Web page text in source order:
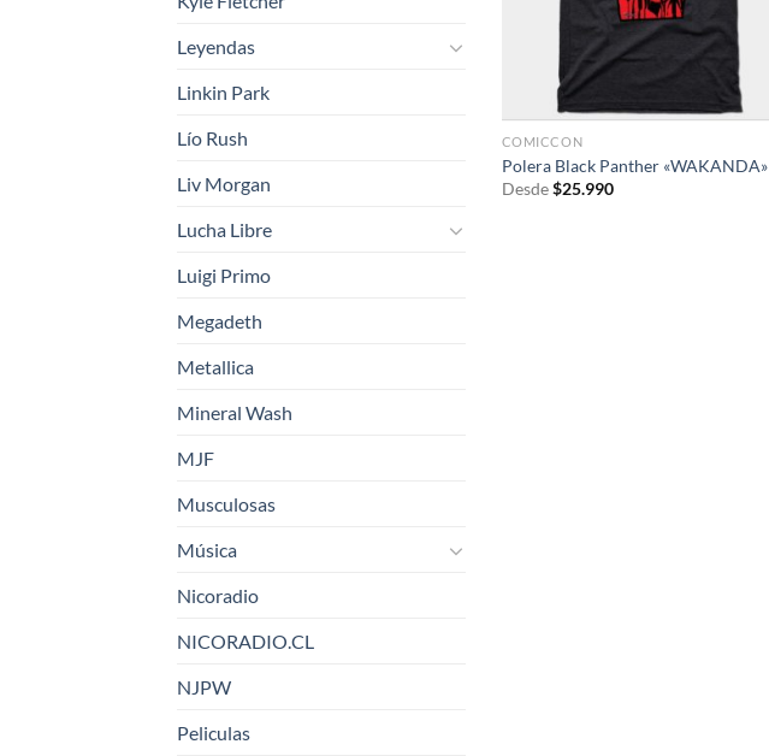
Leyendas
Linkin Park
Lío Rush
Liv Morgan
Lucha Libre
Luigi Primo
Megadeth
Metallica
Mineral Wash
MJF
Musculosas
Música
Nicoradio
NICORADIO.CL
NJPW
Peliculas
COMICCON
Polera Black Panther «WAKANDA»
Desde$25.990